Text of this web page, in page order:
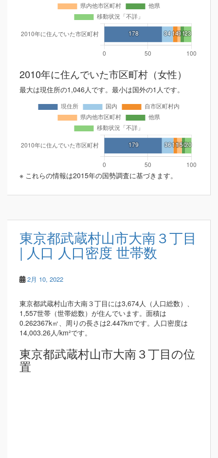
2010年に住んでいた市区町村（女性）
最大は現住所の1,046人です。最小は国外の1人です。
※ これらの情報は2015年の国勢調査に基づきます。
東京都武蔵村山市大南３丁目
| 人口 人口密度 世帯数
2月 10, 2022
東京都武蔵村山市大南３丁目には3,674人（人口総数）、
1,557世帯（世帯総数）が住んでいます。面積は
0.262367k㎡、周りの長さは2.447kmです。人口密度は
14,003.26人/km²です。
東京都武蔵村山市大南３丁目の位
置